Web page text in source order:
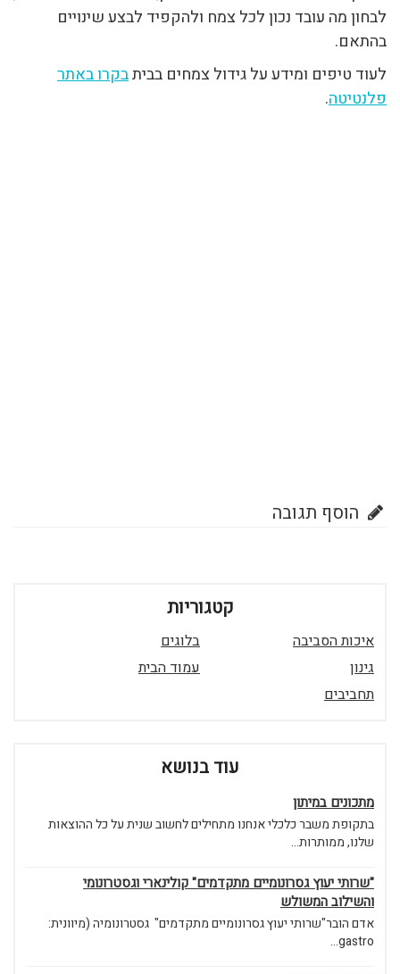
לבחון מה עובד נכון לכל צמח ולהקפיד לבצע שינויים
בהתאם.
לעוד טיפים ומידע על גידול צמחים בביתבקרו באתר
פלנטיטה.
הוסף תגובה
קטגוריות
איכות הסביבה
בלוגים
גינון
עמוד הבית
תחביבים
עוד בנושא
מתכונים במיתון
בתקופת משבר כלכלי אנחנו מתחילים לחשוב שנית על כל ההוצאות
שלנו, ממותרות...
"שרותי יעוץ גסרונומיים מתקדמים" קולינארי וגסטרונומי
והשילוב המשולש
אדם הובר"שרותי יעוץ גסרונומיים מתקדמים" גסטרונומיה (מיוונית:
gastro...